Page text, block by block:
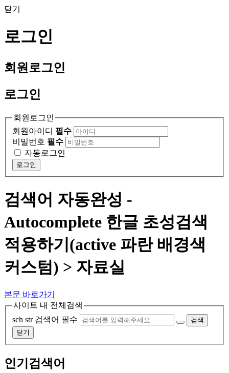
닫기
로그인
회원 로그인
로그인
회원로그인
회원아이디 필수
비밀번호 필수
자동로그인
로그인
검색어 자동완성 -
Autocomplete 한글 초성검색
적용하기(active 파란 배경색
커스텀) > 자료실
본문 바로가기
사이트 내 전체검색
sch str 검색어 필수
검색
닫기
인기검색어